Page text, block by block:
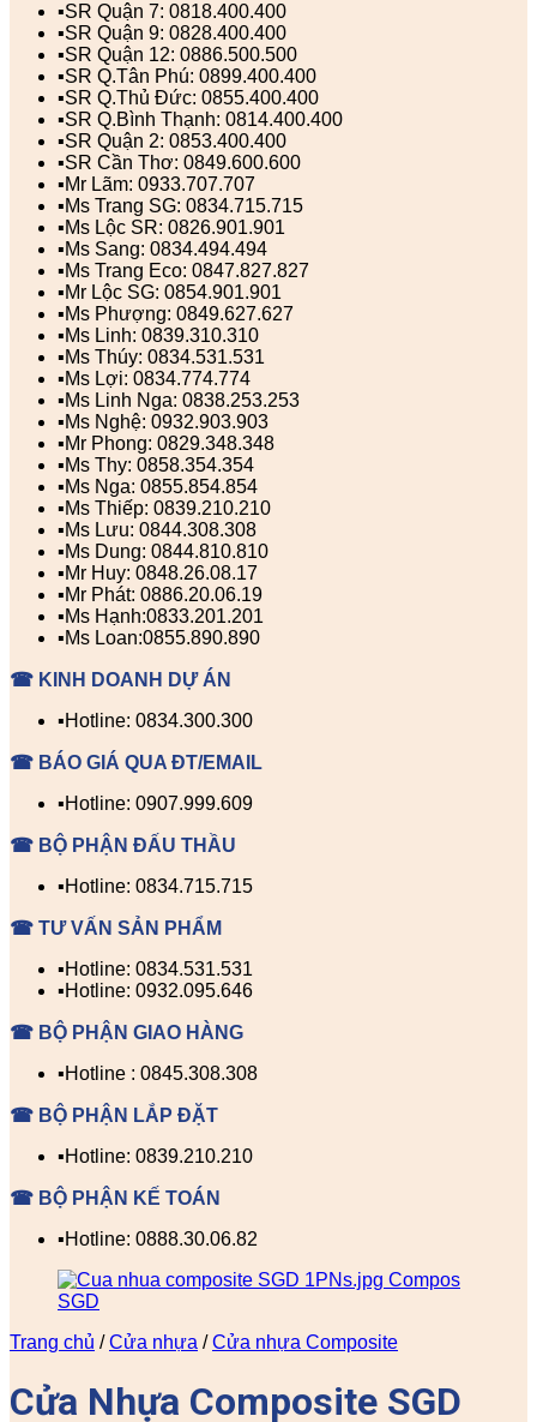
▪️SR Quận 7: 0818.400.400
▪️SR Quận 9: 0828.400.400
▪️SR Quận 12: 0886.500.500
▪️SR Q.Tân Phú: 0899.400.400
▪️SR Q.Thủ Đức: 0855.400.400
▪️SR Q.Bình Thạnh: 0814.400.400
▪️SR Quận 2: 0853.400.400
▪️SR Cần Thơ: 0849.600.600
▪️Mr Lãm: 0933.707.707
▪️Ms Trang SG: 0834.715.715
▪️Ms Lộc SR: 0826.901.901
▪️Ms Sang: 0834.494.494
▪️Ms Trang Eco: 0847.827.827
▪️Mr Lộc SG: 0854.901.901
▪️Ms Phượng: 0849.627.627
▪️Ms Linh: 0839.310.310
▪️Ms Thúy: 0834.531.531
▪️Ms Lợi: 0834.774.774
▪️Ms Linh Nga: 0838.253.253
▪️Ms Nghệ: 0932.903.903
▪️Mr Phong: 0829.348.348
▪️Ms Thy: 0858.354.354
▪️Ms Nga: 0855.854.854
▪️Ms Thiếp: 0839.210.210
▪️Ms Lưu: 0844.308.308
▪️Ms Dung: 0844.810.810
▪️Mr Huy: 0848.26.08.17
▪️Mr Phát: 0886.20.06.19
▪️Ms Hạnh:0833.201.201
▪️Ms Loan:0855.890.890
☎ KINH DOANH DỰ ÁN
▪️Hotline: 0834.300.300
☎ BÁO GIÁ QUA ĐT/EMAIL
▪️Hotline: 0907.999.609
☎ BỘ PHẬN ĐẤU THẦU
▪️Hotline: 0834.715.715
☎ TƯ VẤN SẢN PHẨM
▪️Hotline: 0834.531.531
▪️Hotline: 0932.095.646
☎ BỘ PHẬN GIAO HÀNG
▪️Hotline : 0845.308.308
☎ BỘ PHẬN LẮP ĐẶT
▪️Hotline: 0839.210.210
☎ BỘ PHẬN KẾ TOÁN
▪️Hotline: 0888.30.06.82
Trang chủ / Cửa nhựa / Cửa nhựa Composite
Cửa Nhựa Composite SGD